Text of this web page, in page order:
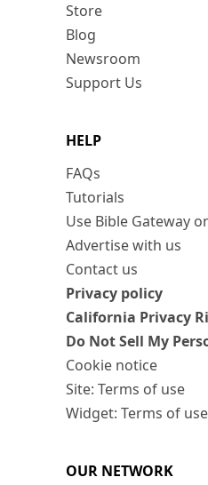
Store
Blog
Newsroom
Support Us
HELP
FAQs
Tutorials
Use Bible Gateway
Advertise with us
Contact us
Privacy policy
California Privacy
Do Not Sell My
Cookie notice
Site: Terms of use
Widget: Terms of use
OUR NETWORK